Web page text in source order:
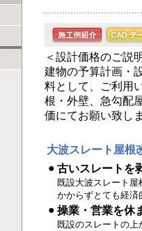
＜設計価格のご説
建物の予算計画・
料として、ご利用
根・外壁、急勾配
価にてお願い致し
大波スレート屋根
● 古いスレートを
既設大波スレート
かからずとても経済
● 操業・営業を休
既設のスレートの